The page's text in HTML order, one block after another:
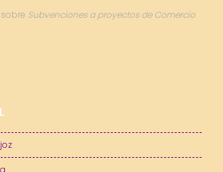
Subvenciones a proyectos de Comercio